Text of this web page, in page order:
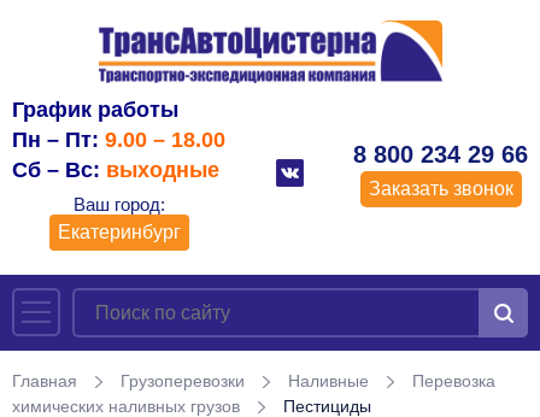
График работы
Пн – Пт: 9.00 – 18.00
Сб – Вс: выходные
Ваш город:
Екатеринбург
8 800 234 29 66
Заказать звонок
Главная Грузоперевозки Наливные
Перевозка
химических наливных грузов
Пестициды